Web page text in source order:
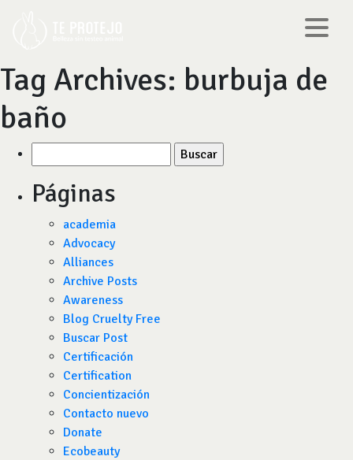
Tag Archives: burbuja de
baño
por:
Páginas
academia
Advocacy
Alliances
Archive Posts
Awareness
Blog Cruelty Free
Buscar Post
Certificación
Certification
Concientización
Contacto nuevo
Donate
Ecobeauty